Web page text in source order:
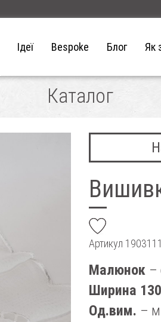
Ідеї Bespoke Блог Як
Каталог
Артикул 1903111
Малюнок –
Ширина
Од.вим. –